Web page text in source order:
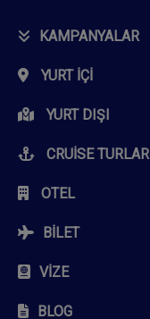
KAMPANYALAR
YURT İÇI
YURT DIŞI
CRUISE TURLAR
OTEL
BILET
VIZE
BLOG